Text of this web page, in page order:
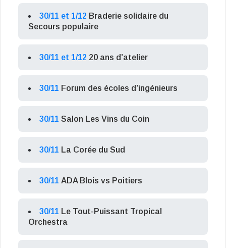
30/11 et 1/12 Braderie solidaire du
Secours populaire
30/11 et 1/12 20 ans d’atelier
30/11 Forum des écoles d’ingénieurs
30/11 Salon Les Vins du Coin
30/11 La Corée du Sud
30/11 ADA Blois vs Poitiers
30/11 Le Tout-Puissant Tropical
Orchestra